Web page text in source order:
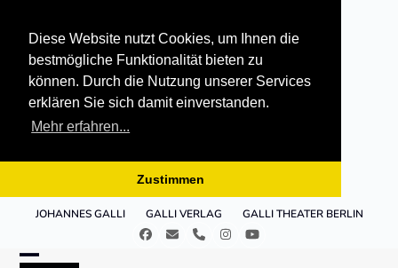
Diese Website nutzt Cookies, um Ihnen die
bestmögliche Funktionalität bieten zu
können. Durch die Nutzung unserer Services
erklären Sie sich damit einverstanden.
Mehr erfahren...
Zustimmen
JOHANNES GALLI GALLI VERLAG GALLI THEATER BERLIN
Facebook
E- TelefonInstagramYouTube